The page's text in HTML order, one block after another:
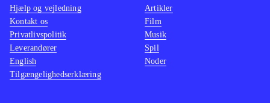
Hjælp og vejledning
Kontakt os
Privatlivspolitik
Leverandører
English
Tilgængelighedserklæring
Artikler
Film
Musik
Spil
Noder